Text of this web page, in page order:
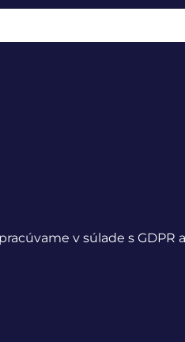
v súlade s GDPR